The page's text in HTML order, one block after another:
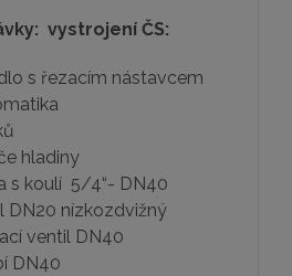
vystrojení ČS:
s řezacím nástavcem
hladiny
s koulí 5/4“- DN40
DN20 nízkozdvižný
ventil DN40
DN40